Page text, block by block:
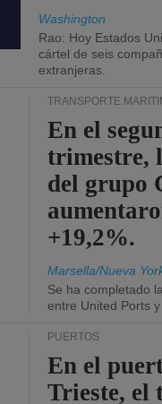
Washington
Rao: Hoy Estados
cártel de seis
extranjeras.
TRANSPORTE
En el
trimestre,
del grupo
+19,2%.
Marsella/Nueva
Se ha completado
entre United Ports
PUERTOS
En el
Trieste, el